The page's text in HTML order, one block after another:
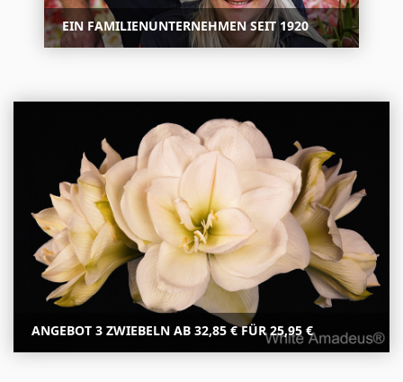
EIN FAMILIENUNTERNEHMEN SEIT 1920
ANGEBOT 3 ZWIEBELN AB 32,85 € FÜR 25,95 €